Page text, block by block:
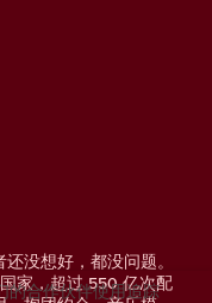
没想好，都没问题。
家，超过 550 亿次配
的合作伙伴使用追踪